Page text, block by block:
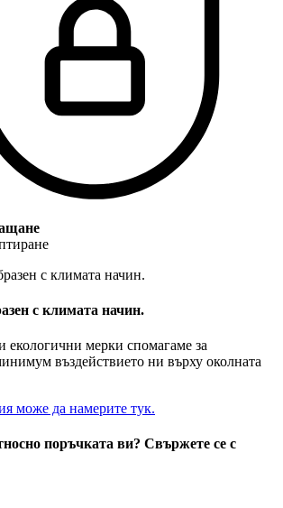
с климата начин.
екологични мерки спомагаме за
въздействието ни върху околната
може да намерите тук.
поръчката ви? Свържете се с